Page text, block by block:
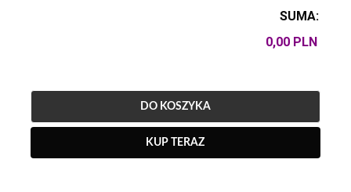
SUMA:
DO KOSZYKA
KUP TERAZ